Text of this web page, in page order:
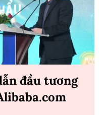
đầu tương